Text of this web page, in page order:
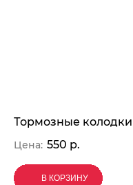
Тормозные колодки
Цена: 550 р.
В КОРЗИНУ
В КОРЗИНУ
В КОРЗИНУ